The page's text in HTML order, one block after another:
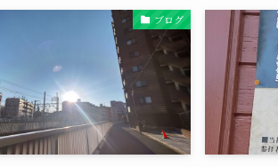
ブログ